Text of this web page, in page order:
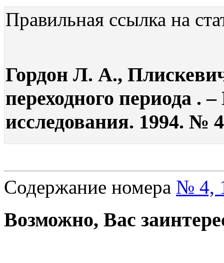
Правильная ссылка на
Гордон Л. А.,
переходного периода .
исследования. 1994. №
Содержание номера № 4,
Возможно, Вас